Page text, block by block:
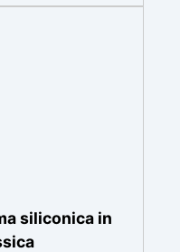
sapone e
Consente oltre
siliconica in